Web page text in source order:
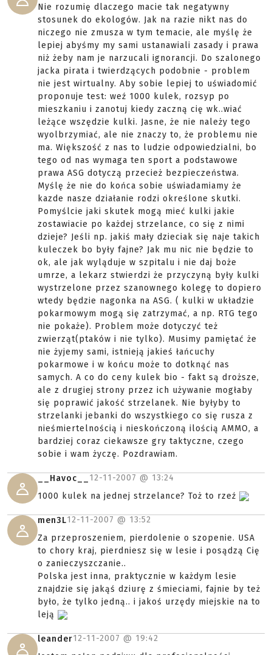
Nie rozumię dlaczego macie tak negatywny
stosunek do ekologów. Jak na razie nikt nas do
niczego nie zmusza w tym temacie, ale myślę że
lepiej abyśmy my sami ustanawiali zasady i prawa
niż żeby nam je narzucali ignorancji. Do szalonego
jacka pirata i twierdzących podobnie - problem
nie jest wirtualny. Aby sobie lepiej to uświadomić
proponuje test: weź 1000 kulek, rozsyp po
mieszkaniu i zanotuj kiedy zaczną cię wk..wiać
leżące wszędzie kulki. Jasne, że nie należy tego
wyolbrzymiać, ale nie znaczy to, że problemu nie
ma. Większość z nas to ludzie odpowiedzialni, bo
tego od nas wymaga ten sport a podstawowe
prawa ASG dotyczą przecież bezpieczeństwa.
Myślę że nie do końca sobie uświadamiamy że
kazde nasze działanie rodzi określone skutki.
Pomyślcie jaki skutek mogą mieć kulki jakie
zostawiacie po każdej strzelance, co się z nimi
dzieje? Jeśli np. jakiś mały dzieciak się naje takich
kuleczek bo były fajne? Jak mu nic nie będzie to
ok, ale jak wyląduje w szpitalu i nie daj boże
umrze, a lekarz stwierdzi że przyczyną były kulki
wystrzelone przez szanownego kolegę to dopiero
wtedy będzie nagonka na ASG. ( kulki w układzie
pokarmowym mogą się zatrzymać, a np. RTG tego
nie pokaże). Problem może dotyczyć też
zwierząt(ptaków i nie tylko). Musimy pamiętać że
nie żyjemy sami, istnieją jakieś łańcuchy
pokarmowe i w końcu może to dotknąć nas
samych. A co do ceny kulek bio - fakt są droższe,
ale z drugiej strony przez ich używanie mogłaby
się poprawić jakość strzelanek. Nie byłyby to
strzelanki jebanki do wszystkiego co się rusza z
nieśmiertelnością i nieskończoną ilością AMMO, a
bardziej coraz ciekawsze gry taktyczne, czego
sobie i wam życzę. Pozdrawiam.
__Havoc__ 12-11-2007 @ 13:24
1000 kulek na jednej strzelance? Toż to rzeź
men3L12-11-2007 @ 13:52
Za przeproszeniem, pierdolenie o szopenie. USA
to chory kraj, pierdniesz się w lesie i posądzą Cię
o zanieczyszczanie..
Polska jest inna, praktycznie w każdym lesie
znajdzie się jakąś dziurę z śmieciami, fajnie by też
było, że tylko jedną.. i jakoś urzędy miejskie na to
leją
leander12-11-2007 @ 19:42